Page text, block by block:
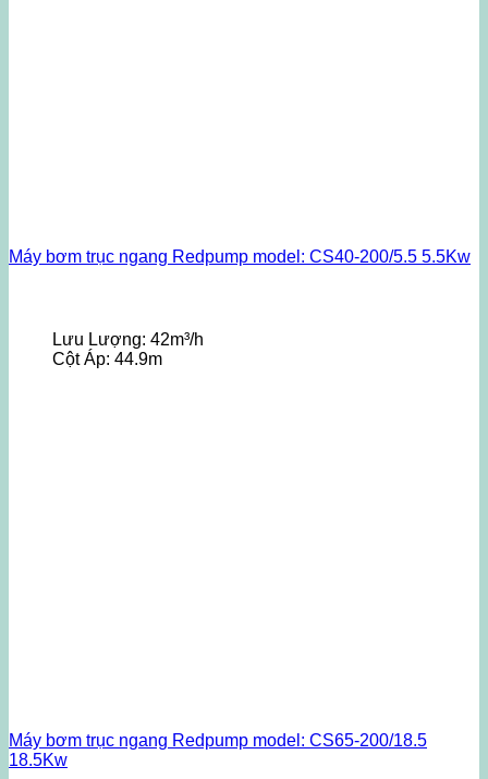
Máy bơm trục ngang Redpump model: CS40-200/5.5 5.5Kw
Lưu Lượng: 42m³/h
Cột Áp: 44.9m
Máy bơm trục ngang Redpump model: CS65-200/18.5
18.5Kw